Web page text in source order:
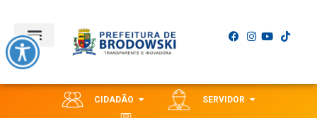
CIDADÃO SERVIDOR